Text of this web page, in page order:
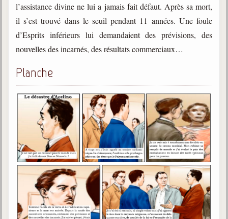
Galerie
Photos et vidéoscope
Galerie photos
Filmothèque
Les Illustrés
Vidéos courtes de Divaldo
Liens spirites
Centres spirites
l’assistance divine ne lui a jamais fait défaut. Après sa mort,
il s’est trouvé dans le seuil pendant 11 années. Une foule
d’Esprits inférieurs lui demandaient des prévisions, des
nouvelles des incarnés, des résultats commerciaux…
Planche